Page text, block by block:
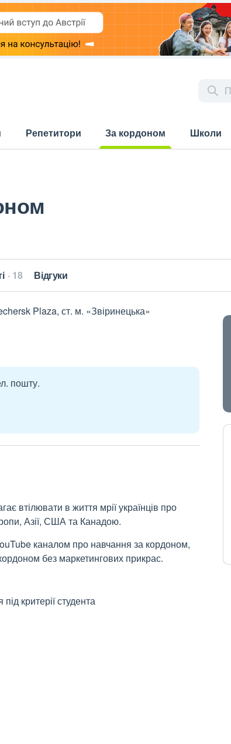
Репетитори
За кордоном
Школи
18 Відгуки
Plaza, ст. м. «Звіринецька»
пошту.
втілювати в життя мрії українців про
Азії, США та Канадою.
каналом про навчання за кордоном,
без маркетингових прикрас.
критерії студента